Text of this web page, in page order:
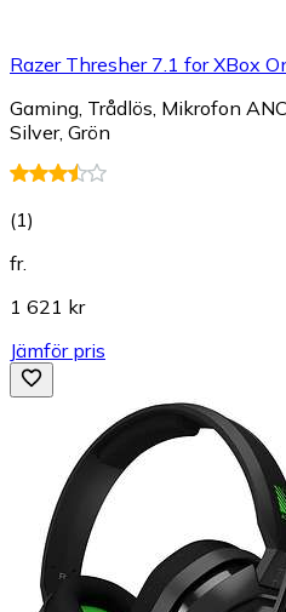
Razer Thresher 7.1 for XBox
Gaming, Trådlös, Mikrofon
Silver, Grön
(1)
fr.
1 621 kr
Jämför pris